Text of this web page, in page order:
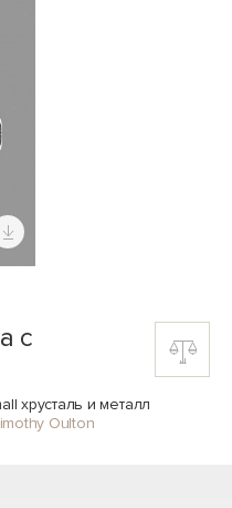
с
хрусталь и металл
Oulton